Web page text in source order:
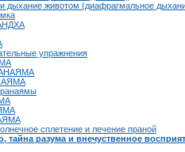
дыхание животом (диафрагмальное
упражнения
сплетение и лечение праной
тайна разума и внечуственное